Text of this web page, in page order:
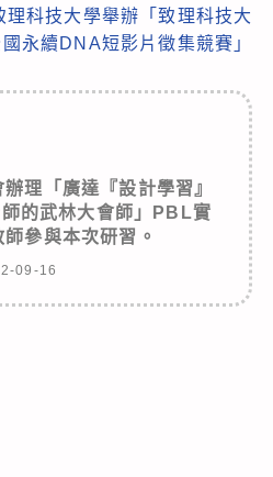
科技大學舉辦「致理科技大
永續DNA短影片徵集競賽」
理「廣達『設計學習』
的武林大會師」PBL實
參與本次研習。
09-16